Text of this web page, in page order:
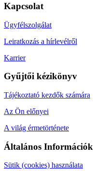
Kapcsolat
Ügyfélszolgálat
Leiratkozás a hírlevélről
Karrier
Gyűjtői kézikönyv
Tájékoztató kezdők számára
Az Ön előnyei
A világ érmetörténete
Általános Információk
Sütik (cookies) használata